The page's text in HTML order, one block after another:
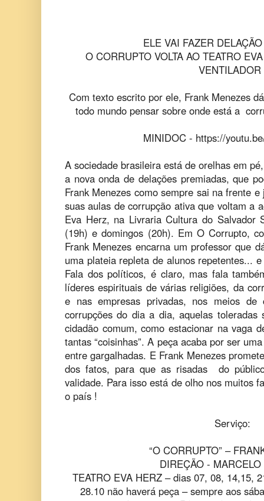
ELE VAI FAZER
O CORRUPTO VOLTA AO TEATRO
VENTILADOR
Com texto escrito por ele, Frank Menezes
todo mundo pensar sobre onde está a
MINIDOC - https://
A sociedade brasileira está de orelhas em
a nova onda de delações premiadas, que
Frank Menezes como sempre sai na frente
suas aulas de corrupção ativa que voltam a
Eva Herz, na Livraria Cultura do Salvador
(19h) e domingos (20h). Em O Corrupto,
Frank Menezes encarna um professor que
uma plateia repleta de alunos repetentes...
Fala dos políticos, é claro, mas fala
líderes espirituais de várias religiões, da
e nas empresas privadas, nos meios de
corrupções do dia a dia, aquelas toleradas
cidadão comum, como estacionar na vaga
tantas “coisinhas”. A peça acaba por ser
entre gargalhadas. E Frank Menezes
dos fatos, para que as risadas do
validade. Para isso está de olho nos muitos
o país !
Serviço:
“O CORRUPTO” –
DIREÇÃO -
TEATRO EVA HERZ – dias 07, 08, 14,15,
28.10 não haverá peça – sempre aos